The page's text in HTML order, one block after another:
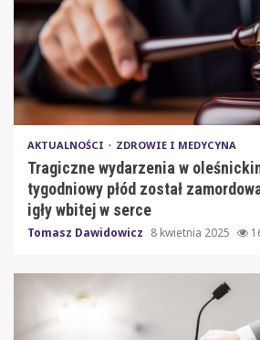
AKTUALNOŚCI ZDROWIE I MEDYCYNA
Tragiczne wydarzenia w
tygodniowy płód został
igły wbitej w serce
Tomasz Dawidowicz 8 kwietnia 2025